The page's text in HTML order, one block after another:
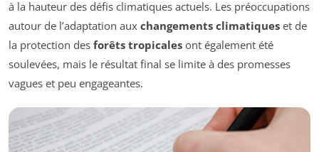
à la hauteur des défis climatiques actuels. Les préoccupations
autour de l’adaptation aux changements climatiques et de
la protection des forêts tropicales ont également été
soulevées, mais le résultat final se limite à des promesses
vagues et peu engageantes.